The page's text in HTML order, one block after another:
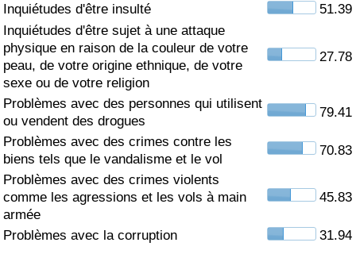
Inquiétudes d'être insulté
51.39
Inquiétudes d'être sujet à une attaque
physique en raison de la couleur de votre
peau, de votre origine ethnique, de votre
sexe ou de votre religion
27.78
Problèmes avec des personnes qui utilisent
ou vendent des drogues
79.41
Problèmes avec des crimes contre les
biens tels que le vandalisme et le vol
70.83
Problèmes avec des crimes violents
comme les agressions et les vols à main
armée
45.83
Problèmes avec la corruption 31.94
Indice des soins de santé par Pays
Pollution
Indice de Pollution (Actuel)
Indice de pollution
Indice de Pollution par Pays
Trafic